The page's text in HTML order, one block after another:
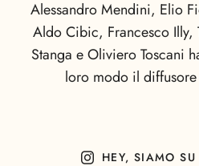
Alessandro Mendini, Elio
Aldo Cibic, Francesco Illy,
Stanga e Oliviero Toscani
loro modo il
HEY, SIAMO